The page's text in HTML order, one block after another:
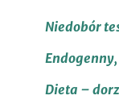
Niedobór
Dieta –